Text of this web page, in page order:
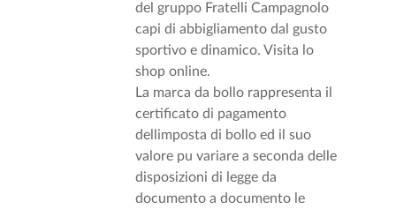
del gruppo Fratelli Campagnolo
capi di abbigliamento dal gusto
sportivo e dinamico. Visita lo
shop online.
La marca da bollo rappresenta il
certificato di pagamento
dellimposta di bollo ed il suo
valore pu variare a seconda delle
disposizioni di legge da
documento a documento le